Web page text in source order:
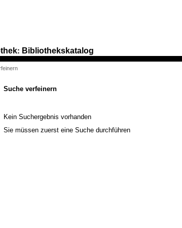
: Bibliothekskatalog
Suche verfeinern
Kein Suchergebnis vorhanden
Sie müssen zuerst eine Suche durchführen